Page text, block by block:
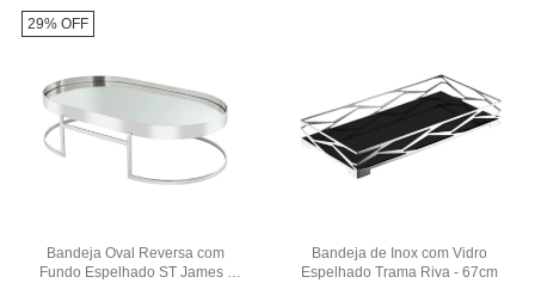
Bandeja Oval Reversa com
Fundo Espelhado ST James -
29% OFF
Bandeja de Inox com Vidro
Espelhado Trama Riva - 67cm